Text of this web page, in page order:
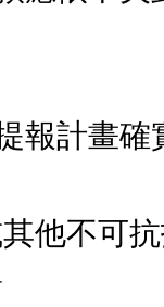
計畫確
可抗拒